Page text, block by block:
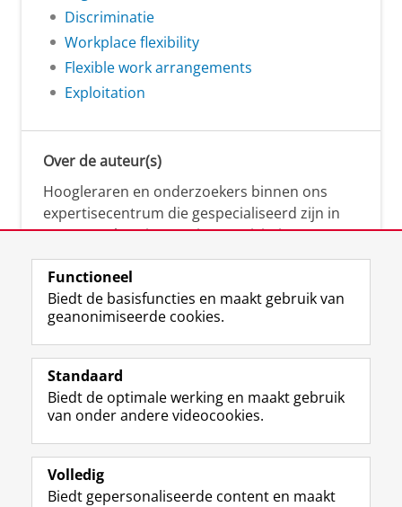
Discriminatie
Workplace flexibility
Flexible work arrangements
Exploitation
Over de auteur(s)
Hoogleraren en onderzoekers binnen ons
expertisecentrum die gespecialiseerd zijn in
samenwerken, innovatie, creativiteit,
diversiteit, leiderschap en ethisch gedrag.
Over deze blog
Via deze blog vertalen onze experts hun
(actuele) wetenschappelijke kennis naar
praktische, heldere en toegankelijke inzichten.
Functioneel
Biedt de basisfuncties en maakt gebruik van
geanonimiseerde cookies.
Standaard
Biedt de optimale werking en maakt gebruik
van onder andere videocookies.
Volledig
Biedt gepersonaliseerde content en maakt